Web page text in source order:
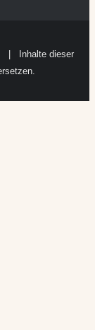
| Inhalte dieser